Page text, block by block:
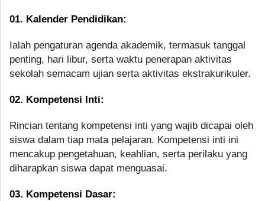
01. Kalender Pendidikan:
Ialah pengaturan agenda akademik, termasuk tanggal
penting, hari libur, serta waktu penerapan aktivitas
sekolah semacam ujian serta aktivitas ekstrakurikuler.
02. Kompetensi Inti:
Rincian tentang kompetensi inti yang wajib dicapai oleh
siswa dalam tiap mata pelajaran. Kompetensi inti ini
mencakup pengetahuan, keahlian, serta perilaku yang
diharapkan siswa dapat menguasai.
03. Kompetensi Dasar: